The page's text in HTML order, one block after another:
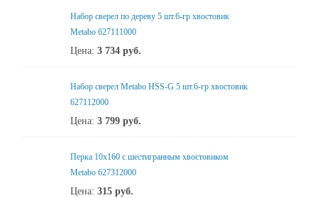
Набор сверел по дереву 5 шт.6-гр хвостовик
Metabo 627111000
Цена: 3 734 руб.
Набор сверел Metabo HSS-G 5 шт.6-гр хвостовик
627112000
Цена: 3 799 руб.
Перка 10x160 с шестигранным хвостовиком
Metabo 627312000
Цена: 315 руб.